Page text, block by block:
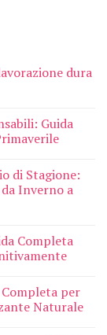
dura
Guida
di Stagione:
Inverno a
Completa
per
Naturale